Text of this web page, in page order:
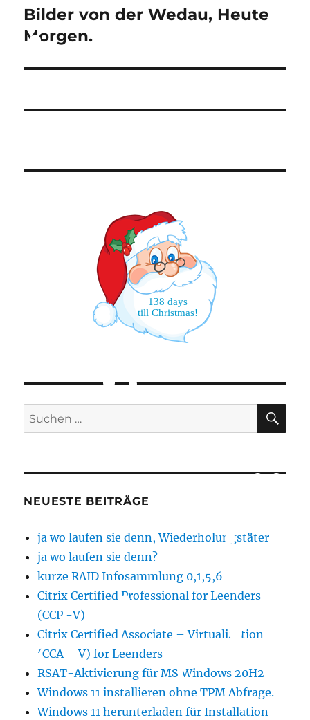
Nächster
Beitrag:
Bilder von der Wedau, Heute
Morgen.
138 days
till Christmas!
Suchen
nach:
NEUESTE BEITRÄGE
ja wo laufen sie denn, Wiederholungstäter
ja wo laufen sie denn?
kurze RAID Infosammlung 0,1,5,6
Citrix Certified Professional for Leenders
(CCP -V)
Citrix Certified Associate – Virtualization
(CCA – V) for Leenders
RSAT-Aktivierung für MS Windows 20H2
Windows 11 installieren ohne TPM Abfrage.
Windows 11 herunterladen für Installation